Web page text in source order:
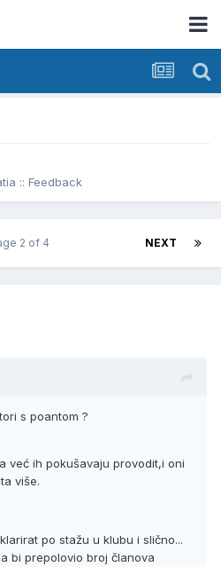
:: Feedback
NEXT
2 of 4
s poantom ?
već ih pokušavaju provodit,i oni
više.
po stažu u klubu i slično...
bi prepolovio broj članova